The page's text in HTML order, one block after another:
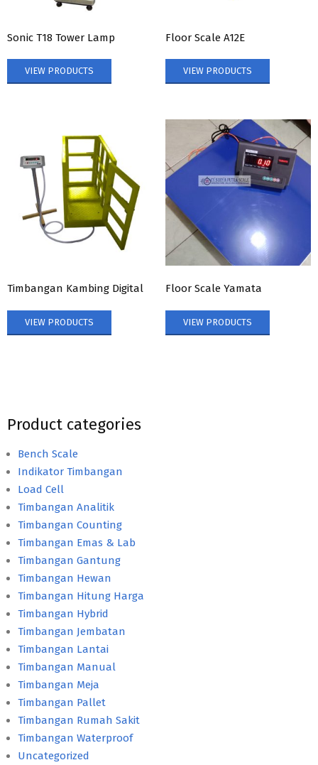
Sonic T18 Tower Lamp
VIEW PRODUCTS
Floor Scale A12E
VIEW PRODUCTS
Timbangan Kambing Digital
VIEW PRODUCTS
Floor Scale Yamata
VIEW PRODUCTS
Product categories
Bench Scale
Indikator Timbangan
Load Cell
Timbangan Analitik
Timbangan Counting
Timbangan Emas & Lab
Timbangan Gantung
Timbangan Hewan
Timbangan Hitung Harga
Timbangan Hybrid
Timbangan Jembatan
Timbangan Lantai
Timbangan Manual
Timbangan Meja
Timbangan Pallet
Timbangan Rumah Sakit
Timbangan Waterproof
Uncategorized